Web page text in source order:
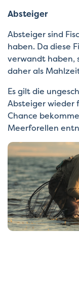
Absteiger
Absteiger sind
haben. Da diese
verwandt haben,
daher als
Es gilt die
Absteiger wieder
Chance
Meerforellen